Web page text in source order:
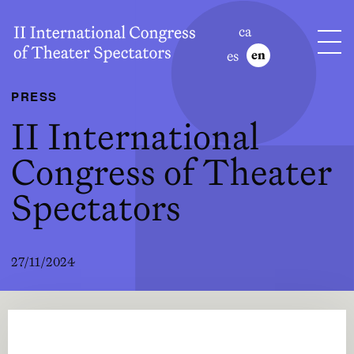
ca
es
en
PRESS
II International
Congress of Theater
Spectators
27/11/2024